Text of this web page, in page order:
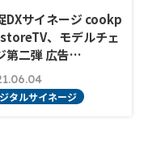
DXサイネージ cookp
、モデルチェ
第二弾 広告…
タルサイネージ